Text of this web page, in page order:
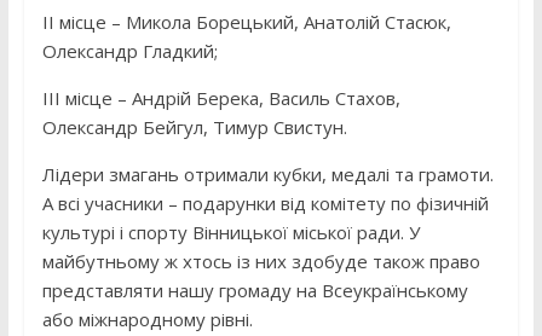
II місце – Микола Борецький, Анатолій Стасюк,
Олександр Гладкий;
III місце – Андрій Берека, Василь Стахов,
Олександр Бейгул, Тимур Свистун.
Лідери змагань отримали кубки, медалі та грамоти.
А всі учасники – подарунки від комітету по фізичній
культурі і спорту Вінницької міської ради. У
майбутньому ж хтось із них здобуде також право
представляти нашу громаду на Всеукраїнському
або міжнародному рівні.